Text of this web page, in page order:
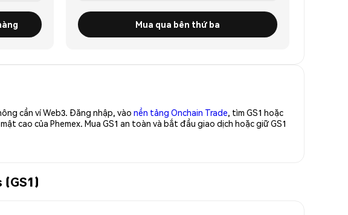
Mua qua bên thứ ba
cần ví Web3. Đăng nhập, vào nền tảng Onchain Trade, tìm GS1 hoặc
cao của Phemex. Mua GS1 an toàn và bắt đầu giao dịch hoặc giữ GS1